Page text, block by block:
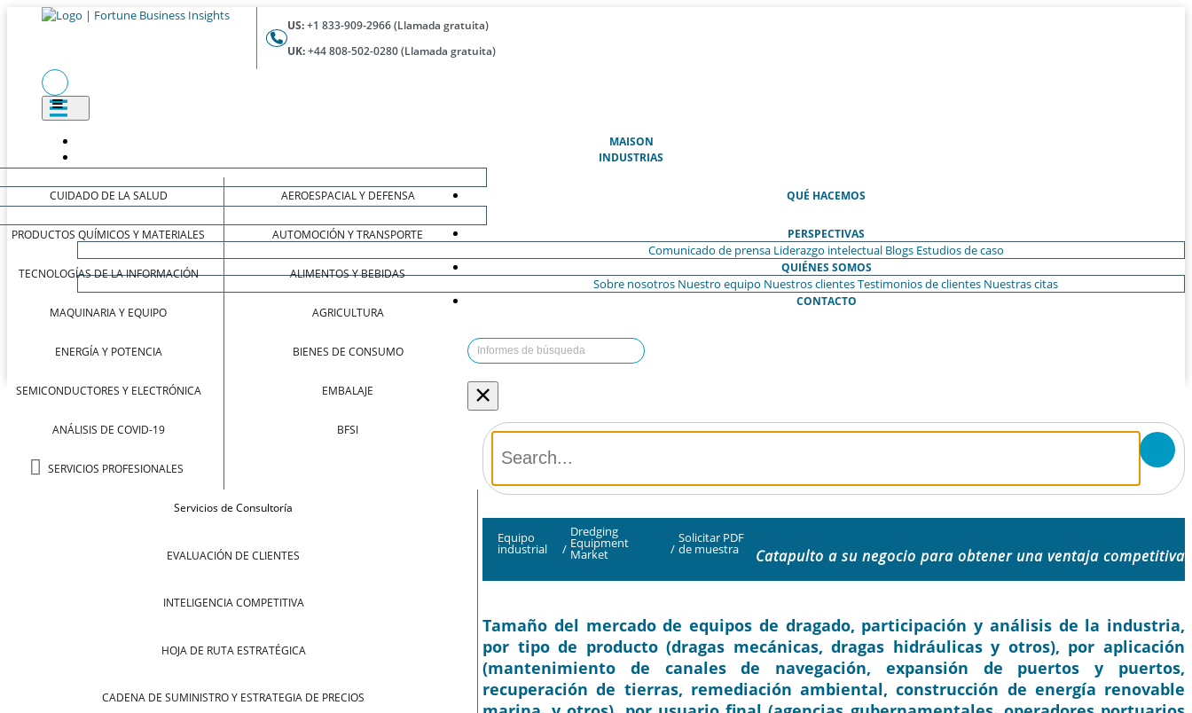
US:+1 833-909-2966 (Llamada gratuita)
UK:+44 808-502-0280 (Llamada gratuita)
MAISON(ACTUAL)
INDUSTRIAS
CUIDADO DE LA SALUD
PRODUCTOS QUÍMICOS Y MATERIALES
TECNOLOGÍAS DE LA INFORMACIÓN
MAQUINARIA Y EQUIPO
ENERGÍA Y POTENCIA
SEMICONDUCTORES Y ELECTRÓNICA
ANÁLISIS DE COVID-19
SERVICIOS PROFESIONALES
AEROESPACIAL Y DEFENSA
AUTOMOCIÓN Y TRANSPORTE
ALIMENTOS Y BEBIDAS
AGRICULTURA
BIENES DE CONSUMO
EMBALAJE
BFSI
QUÉ HACEMOS
Servicios de Consultoría
EVALUACIÓN DE CLIENTES
INTELIGENCIA COMPETITIVA
HOJA DE RUTA ESTRATÉGICA
CADENA DE SUMINISTRO Y ESTRATEGIA DE PRECIOS
PERSPECTIVAS
Comunicado de prensa Liderazgo intelectual Blogs Estudios de caso
QUIÉNES SOMOS
Sobre nosotros Nuestro equipo Nuestros clientesTestimonios de clientes Nuestras citas
CONTACTO
×
Equipo
industrial /
Dredging
Equipment
Market /
Solicitar PDF
de muestra Catapulto a su negocio para obtener una ventaja competitiva
Tamaño del mercado de equipos de dragado, participación y análisis de la industria,
por tipo de producto (dragas mecánicas, dragas hidráulicas y otros), por aplicación
(mantenimiento de canales de navegación, expansión de puertos y puertos,
recuperación de tierras, remediación ambiental, construcción de energía renovable